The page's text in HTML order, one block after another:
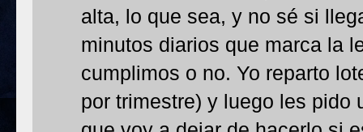
alta, lo que sea, y no sé si
minutos diarios que marca la
cumplimos o no. Yo reparto
por trimestre) y luego les pido